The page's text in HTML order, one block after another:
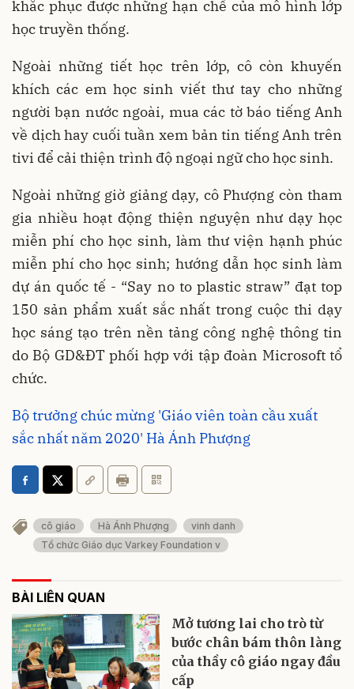
khắc phục được những hạn chế của mô hình lớp
học truyền thống.
Ngoài những tiết học trên lớp, cô còn khuyến
khích các em học sinh viết thư tay cho những
người bạn nước ngoài, mua các tờ báo tiếng Anh
về dịch hay cuối tuần xem bản tin tiếng Anh trên
tivi để cải thiện trình độ ngoại ngữ cho học sinh.
Ngoài những giờ giảng dạy, cô Phượng còn tham
gia nhiều hoạt động thiện nguyện như dạy học
miễn phí cho học sinh, làm thư viện hạnh phúc
miễn phí cho học sinh; hướng dẫn học sinh làm
dự án quốc tế - “Say no to plastic straw” đạt top
150 sản phẩm xuất sắc nhất trong cuộc thi dạy
học sáng tạo trên nền tảng công nghệ thông tin
do Bộ GD&ĐT phối hợp với tập đoàn Microsoft tổ
chức.
Bộ trưởng chúc mừng 'Giáo viên toàn cầu xuất
sắc nhất năm 2020' Hà Ánh Phượng
cô giáo Hà Ánh Phượng
vinh danh
Tổ chức Giáo dục Varkey Foundation v
BÀI LIÊN QUAN
Mở tương lai cho trò từ
bước chân bám thôn làng
của thầy cô giáo ngay đầu
cấp